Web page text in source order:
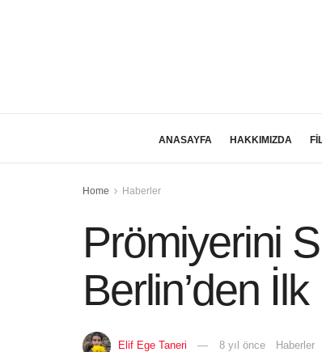
ANASAYFA HAKKIMIZDA
Home Haberler
Prömiyerini
Berlin’den
Elif Ege Taneri 8 yıl önce Haberler